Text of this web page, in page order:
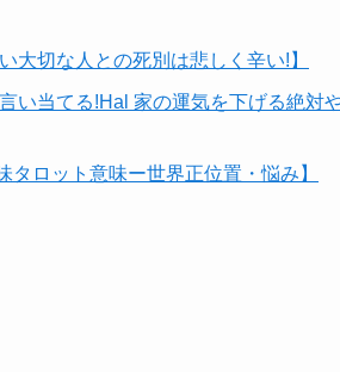
大切な人との死別は悲しく辛い!】
い当てる!Hal 家の運気を下げる絶対
ロット意味ー世界正位置・悩み】